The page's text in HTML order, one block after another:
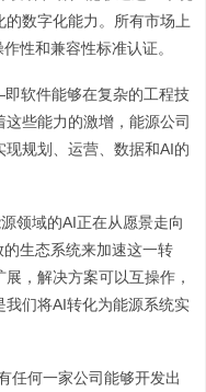
数字化能力。所有市场上
性和兼容性标准认证。
软件能够在复杂的工程技
些能力的激增，能源公司
规划、运营、数据和AI的
领域的AI正在从愿景走向
生态系统来加速这一转
，解决方案可以互操作，
们将AI转化为能源系统实
任何一家公司能够开发出